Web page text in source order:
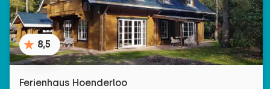
8,5
Ferienhaus Hoenderloo